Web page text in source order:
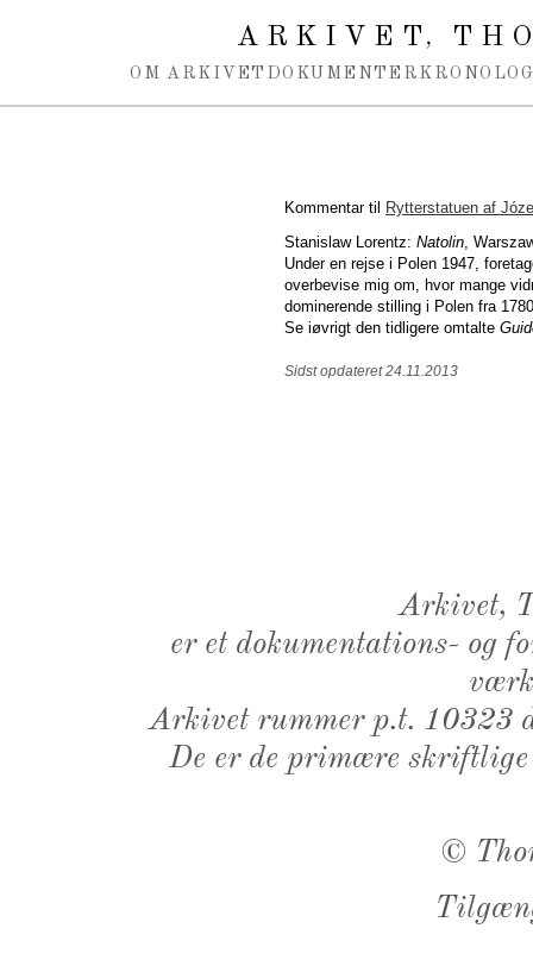
ARKIVET,
OM ARKIVET DOKUMENTER
Kommentar til
Rytterstatuen af
Stanislaw Lorentz: Natolin,
Under en rejse i Polen 1947,
overbevise mig om, hvor mange
dominerende stilling i Polen fra
Se iøvrigt den tidligere omtalte
Sidst opdateret 24.11.2013
Arkivet,
er et dokumentations- og
Arkivet rummer p.t. 10323
De er de primære
©